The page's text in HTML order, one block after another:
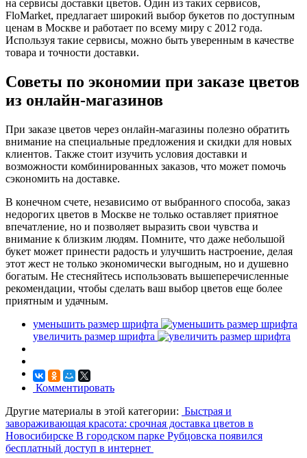
на сервисы доставки цветов. Один из таких сервисов,
FloMarket, предлагает широкий выбор букетов по доступным
ценам в Москве и работает по всему миру с 2012 года.
Используя такие сервисы, можно быть уверенным в качестве
товара и точности доставки.
Советы по экономии при заказе цветов
из онлайн-магазинов
При заказе цветов через онлайн-магазины полезно обратить
внимание на специальные предложения и скидки для новых
клиентов. Также стоит изучить условия доставки и
возможности комбинированных заказов, что может помочь
сэкономить на доставке.
В конечном счете, независимо от выбранного способа, заказ
недорогих цветов в Москве не только оставляет приятное
впечатление, но и позволяет выразить свои чувства и
внимание к близким людям. Помните, что даже небольшой
букет может принести радость и улучшить настроение, делая
этот жест не только экономически выгодным, но и душевно
богатым. Не стесняйтесь использовать вышеперечисленные
рекомендации, чтобы сделать ваш выбор цветов еще более
приятным и удачным.
уменьшить размер шрифта
увеличить размер шрифта
Комментировать
Другие материалы в этой категории: Быстрая и
завораживающая красота: срочная доставка цветов в
Новосибирске В городском парке Рубцовска появился
бесплатный доступ в интернет